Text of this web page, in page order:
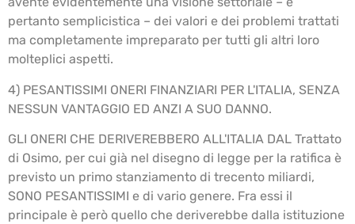
pertanto semplicistica – dei valori e dei problemi trattati
ma completamente impreparato per tutti gli altri loro
molteplici aspetti.
4) PESANTISSIMI ONERI FINANZIARI PER L'ITALIA, SENZA
NESSUN VANTAGGIO ED ANZI A SUO DANNO.
GLI ONERI CHE DERIVEREBBERO ALL'ITALIA DAL Trattato
di Osimo, per cui già nel disegno di legge per la ratifica è
previsto un primo stanziamento di trecento miliardi,
SONO PESANTISSIMI e di vario genere. Fra essi il
principale è però quello che deriverebbe dalla istituzione